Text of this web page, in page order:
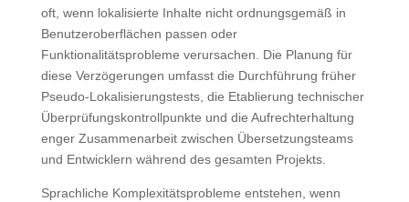
oft, wenn lokalisierte Inhalte nicht ordnungsgemäß in
Benutzeroberflächen passen oder
Funktionalitätsprobleme verursachen. Die Planung für
diese Verzögerungen umfasst die Durchführung früher
Pseudo-Lokalisierungstests, die Etablierung technischer
Überprüfungskontrollpunkte und die Aufrechterhaltung
enger Zusammenarbeit zwischen Übersetzungsteams
und Entwicklern während des gesamten Projekts.
Sprachliche Komplexitätsprobleme entstehen, wenn